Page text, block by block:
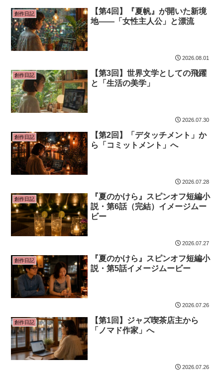
創作日記
【第4回】『夏帆』が開いた新境
地——「女性主人公」と漂流
2026.08.01
創作日記
【第3回】世界文学としての飛躍
と「生活の美学」
2026.07.30
創作日記
【第2回】「デタッチメント」か
ら「コミットメント」へ
2026.07.28
創作日記
『夏のかけら』スピンオフ短編小
説・第6話（完結）イメージムー
ビー
2026.07.27
創作日記
『夏のかけら』スピンオフ短編小
説・第5話イメージムービー
2026.07.26
創作日記
【第1回】ジャズ喫茶店主から
「ノマド作家」へ
2026.07.26